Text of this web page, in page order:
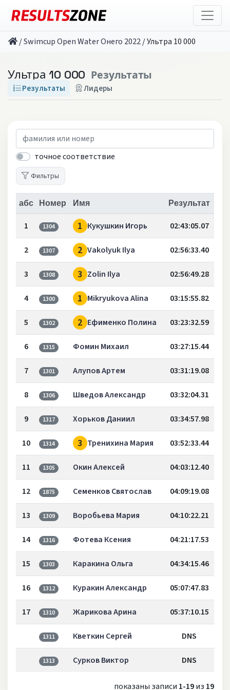
/Swimcup Open Water Онего 2022/Ультра 10 000
Ультра 10 000 Результаты
Результаты Лидеры
точное соответствие
Фильтры
абс Номер Имя Результат
1 1304 1 Кукушкин Игорь 02:43:05.07
2 1307 2 Vakolyuk Ilya 02:56:33.40
3 1308 3 Zolin Ilya 02:56:49.28
4 1300 1 Mikryukova Alina 03:15:55.82
5 1302 2 Ефименко Полина 03:23:32.59
6 1315 Фомин Михаил 03:27:15.44
7 1301 Алупов Артем 03:31:19.08
8 1306 Шведов Александр 03:32:04.31
9 1317 Хорьков Даниил 03:34:57.98
10 1314 3 Тренихина Мария 03:52:33.44
11 1305 Окин Алексей 04:03:12.40
12 1875 Семенков Святослав 04:09:19.08
13 1309 Воробьева Мария 04:10:22.21
14 1316 Фотева Ксения 04:21:17.53
15 1303 Каракина Ольга 04:34:15.46
16 1312 Куракин Александр 05:07:47.83
17 1310 Жарикова Арина 05:37:10.15
1311 Кветкин Сергей DNS
1313 Сурков Виктор DNS
показаны записи 1-19из 19